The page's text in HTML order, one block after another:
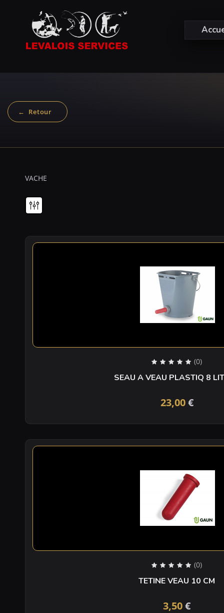
VACHE
(0)
SEAU A VEAU PLASTIQ 8
23,00€
(0)
TETINE VEAU 10 CM
3,50€